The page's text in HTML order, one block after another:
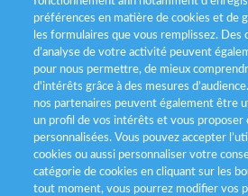
Politique données
Services
Déclaration
préférences en matière de cookies et de
les formulaires que vous remplissez. Des
d’analyse de votre activité peuvent
pour nous permettre, de mieux
d'intérêts grâce à des mesures
nos partenaires peuvent également être
un profil de vos intérêts et vous proposer
personnalisées. Vous pouvez accepter
cookies ou aussi personnaliser votre
catégorie de cookies en cliquant sur les
tout moment, vous pourrez modifier vos